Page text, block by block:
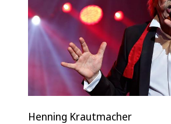
Henning Krautmacher